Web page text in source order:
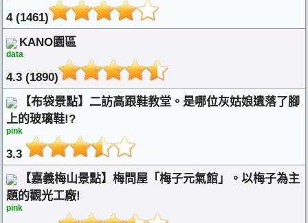
4 (1461)
KANO園區
data
4.3 (1890)
【布袋景點】二訪高跟鞋教堂。是哪位灰姑娘遺落了腳
上的玻璃鞋!?
pink
3.3
【嘉義梅山景點】梅問屋「梅子元氣館」。以梅子為主
題的觀光工廠!
pink